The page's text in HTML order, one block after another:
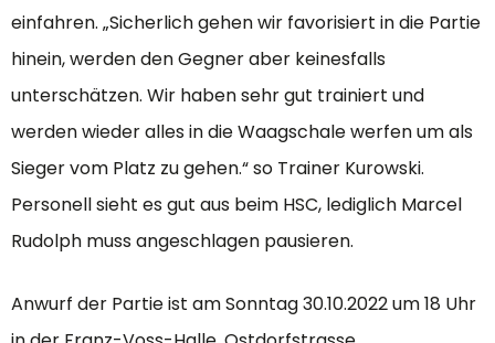
einfahren. „Sicherlich gehen wir favorisiert in die Partie
hinein, werden den Gegner aber keinesfalls
unterschätzen. Wir haben sehr gut trainiert und
werden wieder alles in die Waagschale werfen um als
Sieger vom Platz zu gehen.“ so Trainer Kurowski.
Personell sieht es gut aus beim HSC, lediglich Marcel
Rudolph muss angeschlagen pausieren.
Anwurf der Partie ist am Sonntag 30.10.2022 um 18 Uhr